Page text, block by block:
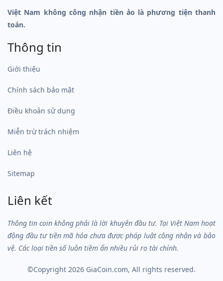
Việt Nam không công nhận tiền ảo là phương tiện thanh
toán.
Thông tin
Giới thiệu
Chính sách bảo mật
Điều khoản sử dụng
Miễn trừ trách nhiệm
Liên hệ
Sitemap
Liên kết
Thông tin coin không phải là lời khuyên đầu tư. Tại Việt Nam hoạt
động đầu tư tiền mã hóa chưa được pháp luật công nhận và bảo
vệ. Các loại tiền số luôn tiềm ẩn nhiều rủi ro tài chính.
©Copyright 2026 GiaCoin.com, All rights reserved.